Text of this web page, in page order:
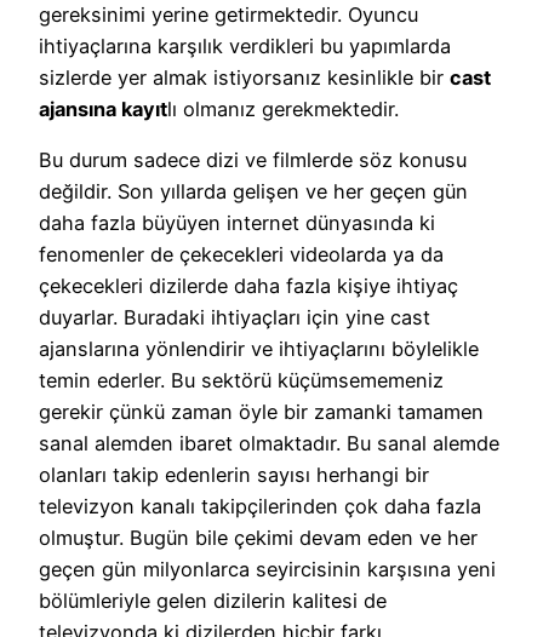
gereksinimi yerine getirmektedir. Oyuncu
ihtiyaçlarına karşılık verdikleri bu yapımlarda
sizlerde yer almak istiyorsanız kesinlikle bir cast
ajansına kayıtlı olmanız gerekmektedir.
Bu durum sadece dizi ve filmlerde söz konusu
değildir. Son yıllarda gelişen ve her geçen gün
daha fazla büyüyen internet dünyasında ki
fenomenler de çekecekleri videolarda ya da
çekecekleri dizilerde daha fazla kişiye ihtiyaç
duyarlar. Buradaki ihtiyaçları için yine cast
ajanslarına yönlendirir ve ihtiyaçlarını böylelikle
temin ederler. Bu sektörü küçümsememeniz
gerekir çünkü zaman öyle bir zamanki tamamen
sanal alemden ibaret olmaktadır. Bu sanal alemde
olanları takip edenlerin sayısı herhangi bir
televizyon kanalı takipçilerinden çok daha fazla
olmuştur. Bugün bile çekimi devam eden ve her
geçen gün milyonlarca seyircisinin karşısına yeni
bölümleriyle gelen dizilerin kalitesi de